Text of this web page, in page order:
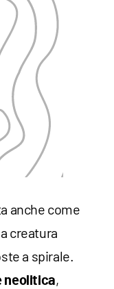
anche come
creatura
a spirale.
neolitica,